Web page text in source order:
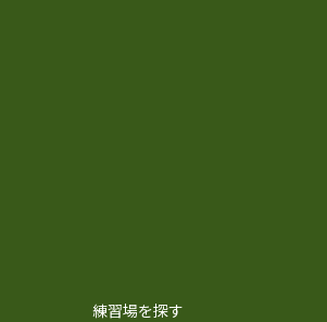
練習場を探す